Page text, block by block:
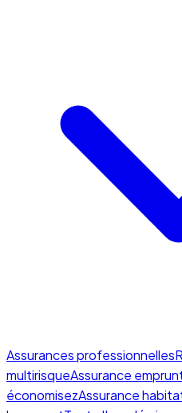
Assurances professionnelles
multirisqueAssurance
économisezAssurance